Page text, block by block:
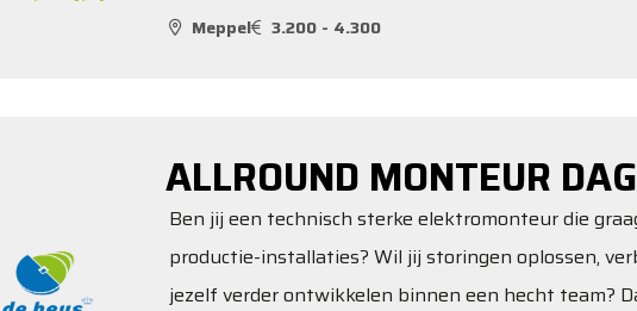
Meppel 3.200 - 4.300
ALLROUND MONTEUR
Ben jij een technisch sterke elektromonteur die
productie-installaties? Wil jij storingen oplossen,
jezelf verder ontwikkelen binnen een hecht team?